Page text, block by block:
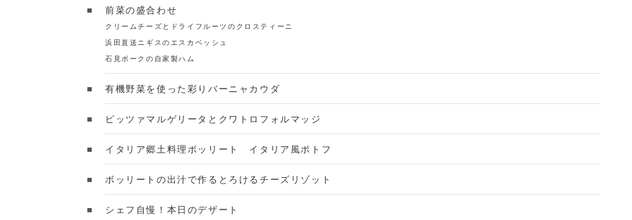
前菜の盛合わせ
クリームチーズとドライフルーツのクロスティーニ
浜田直送ニギスのエスカベッシュ
石見ポークの自家製ハム
有機野菜を使った彩りバーニャカウダ
ピッツァマルゲリータとクワトロフォルマッジ
イタリア郷土料理ボッリート イタリア風ポトフ
ボッリートの出汁で作るとろけるチーズリゾット
シェフ自慢！本日のデザート